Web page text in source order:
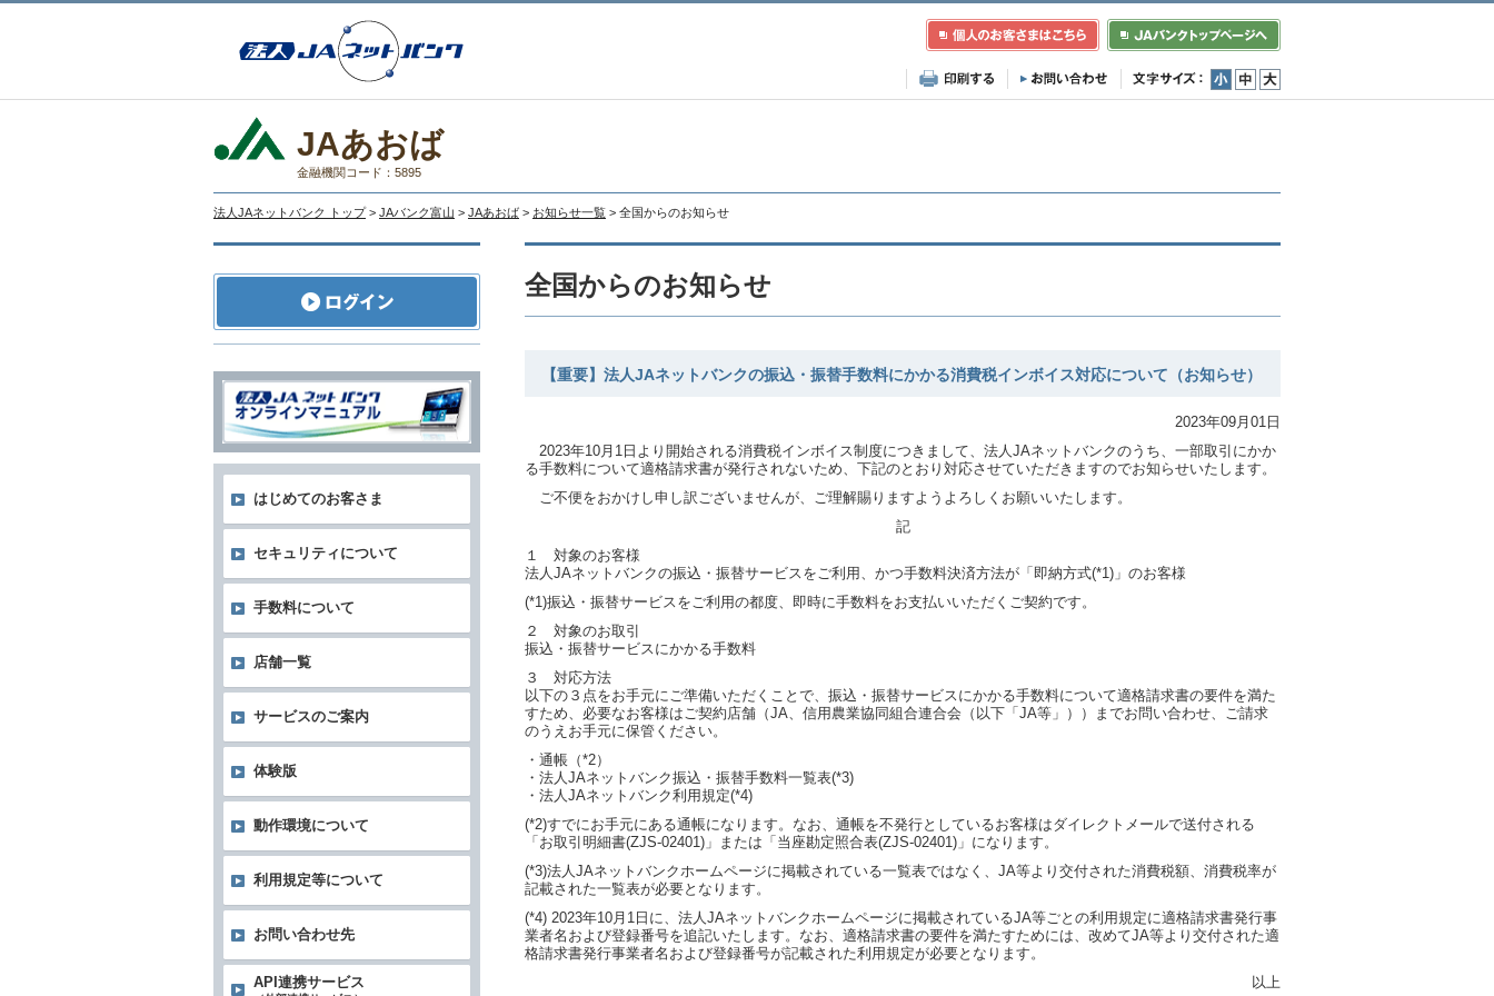
小 中 大
JAあおば
金融機関コード：5895
法人JAネットバンク トップ > JAバンク富山 > JAあおば > お知らせ一覧 > 全国からのお知らせ
全国からのお知らせ
【重要】法人JAネットバンクの振込・振替手数料にかかる消費税インボイス対応について（お知らせ）
2023年09月01日
2023年10月1日より開始される消費税インボイス制度につきまして、法人JAネットバンクのうち、一部取引にかか
る手数料について適格請求書が発行されないため、下記のとおり対応させていただきますのでお知らせいたします。
ご不便をおかけし申し訳ございませんが、ご理解賜りますようよろしくお願いいたします。
記
１ 対象のお客様
法人JAネットバンクの振込・振替サービスをご利用、かつ手数料決済方法が「即納方式(*1)」のお客様
(*1)振込・振替サービスをご利用の都度、即時に手数料をお支払いいただくご契約です。
２ 対象のお取引
振込・振替サービスにかかる手数料
３ 対応方法
以下の３点をお手元にご準備いただくことで、振込・振替サービスにかかる手数料について適格請求書の要件を満た
すため、必要なお客様はご契約店舗（JA、信用農業協同組合連合会（以下「JA等」））までお問い合わせ、ご請求
のうえお手元に保管ください。
・通帳（*2）
・法人JAネットバンク振込・振替手数料一覧表(*3)
・法人JAネットバンク利用規定(*4)
(*2)すでにお手元にある通帳になります。なお、通帳を不発行としているお客様はダイレクトメールで送付される
「お取引明細書(ZJS-02401)」または「当座勘定照合表(ZJS-02401)」になります。
(*3)法人JAネットバンクホームページに掲載されている一覧表ではなく、JA等より交付された消費税額、消費税率が
記載された一覧表が必要となります。
(*4) 2023年10月1日に、法人JAネットバンクホームページに掲載されているJA等ごとの利用規定に適格請求書発行事
業者名および登録番号を追記いたします。なお、適格請求書の要件を満たすためには、改めてJA等より交付された適
格請求書発行事業者名および登録番号が記載された利用規定が必要となります。
以上
はじめてのお客さま
セキュリティについて
手数料について
店舗一覧
サービスのご案内
体験版
動作環境について
利用規定等について
お問い合わせ先
API連携サービス